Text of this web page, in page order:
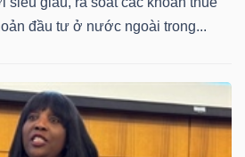
đầu tư ở nước ngoài trong...